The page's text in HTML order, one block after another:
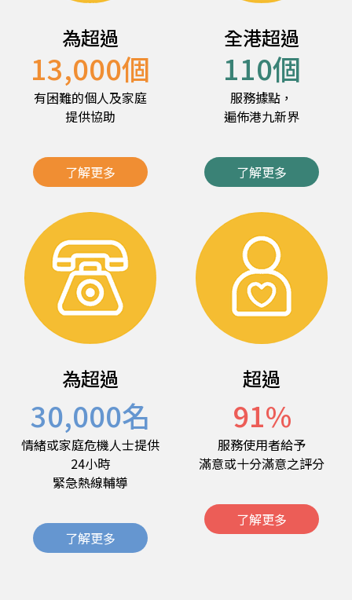
為超過
13,000個
有困難的個人及家庭
提供協助
了解更多
全港超過
110個
服務據點，
遍佈港九新界
了解更多
為超過
30,000名
情緒或家庭危機人士提供
24小時
緊急熱線輔導
了解更多
超過
91%
服務使用者給予
滿意或十分滿意之評分
了解更多